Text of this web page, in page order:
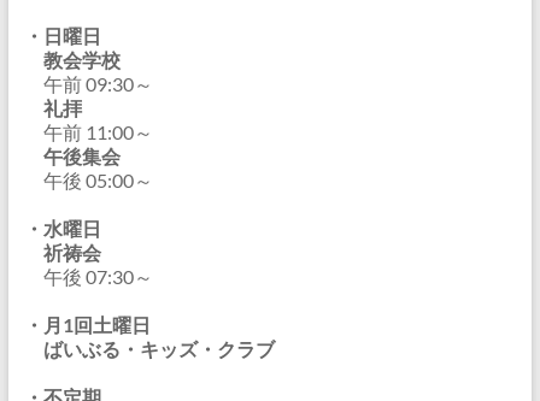
・日曜日
教会学校
午前 09:30～
礼拝
午前 11:00～
午後集会
午後 05:00～
・水曜日
祈祷会
午後 07:30～
・月1回土曜日
ばいぶる・キッズ・クラブ